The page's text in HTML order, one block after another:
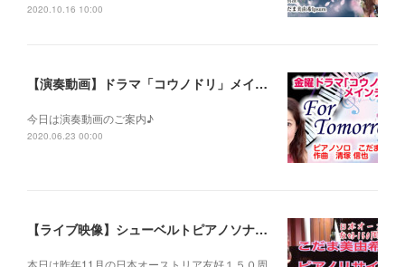
2020.10.16 10:00
【演奏動画】ドラマ「コウノドリ」メインテーマ〜For Tomorrow~
今日は演奏動画のご案内♪
2020.06.23 00:00
【ライブ映像】シューベルトピアノソナタOp.120 第１楽章 こだま美由希ピアノリサイタルより
本日は昨年11月の日本オーストリア友好１５０周